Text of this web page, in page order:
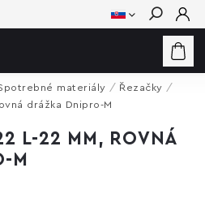
Hľadať
materiály / Řezačky /
drážka Dnipro-M
L-22 MM, ROVNÁ
M